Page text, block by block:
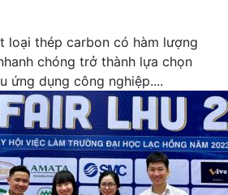
loại thép carbon có hàm lượng
chóng trở thành lựa chọn
ứng dụng công nghiệp....